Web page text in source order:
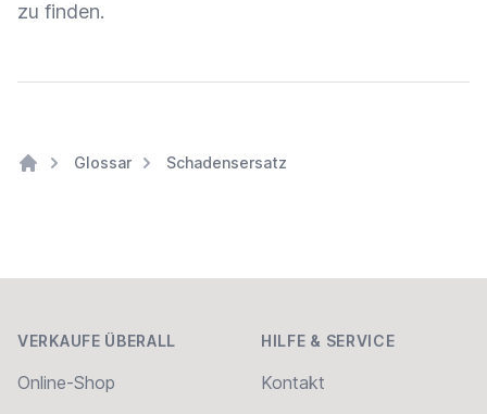
zu finden.
Glossar Schadensersatz
VERKAUFE ÜBERALL
Online-Shop
HILFE & SERVICE
Kontakt